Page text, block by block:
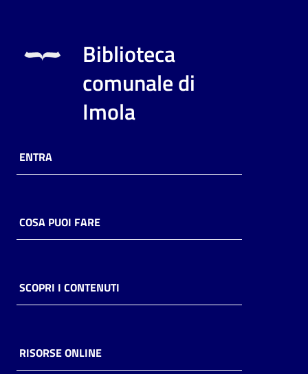
Archivio
Decentrate
Biblioteca
comunale di
Imola
ENTRA
COSA PUOI FARE
SCOPRI I CONTENUTI
RISORSE ONLINE